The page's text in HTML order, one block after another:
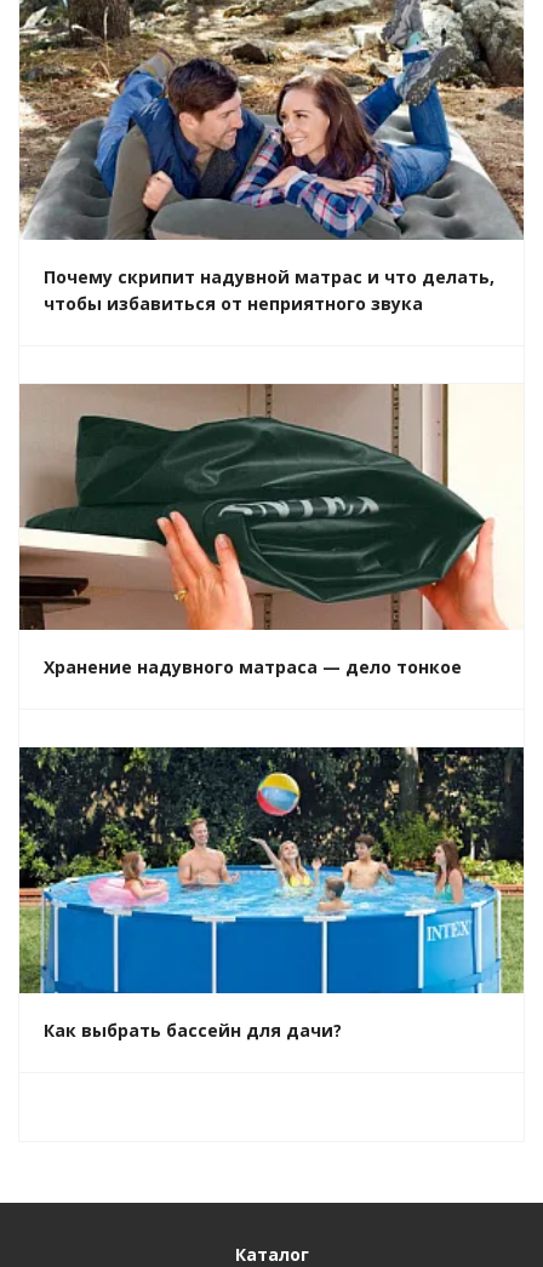
Почему скрипит надувной матрас и что делать,
чтобы избавиться от неприятного звука
Хранение надувного матраса — дело тонкое
Как выбрать бассейн для дачи?
Каталог